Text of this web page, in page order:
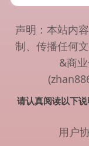
声明：本站内
制、传播任何
&商
请认真阅读以下
用户